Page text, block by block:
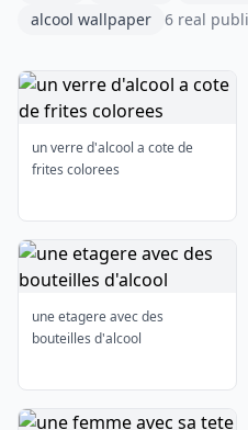
alcool wallpaper
6 real
un verre d'alcool a cote de
frites colorees
une etagere avec des
bouteilles d'alcool